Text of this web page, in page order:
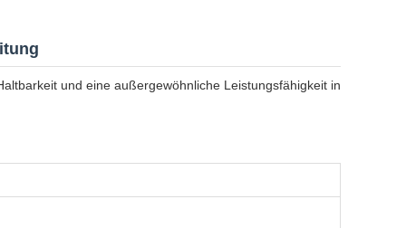
und eine außergewöhnliche Leistungsfähigkeit in